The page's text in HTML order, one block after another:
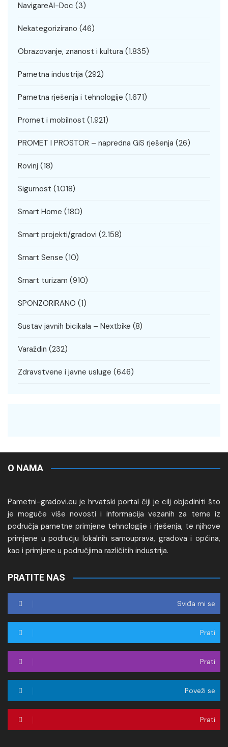
NavigareAI-Doc (3)
Nekategorizirano (46)
Obrazovanje, znanost i kultura (1.835)
Pametna industrija (292)
Pametna rješenja i tehnologije (1.671)
Promet i mobilnost (1.921)
PROMET I PROSTOR – napredna GiS rješenja (26)
Rovinj (18)
Sigurnost (1.018)
Smart Home (180)
Smart projekti/gradovi (2.158)
Smart Sense (10)
Smart turizam (910)
SPONZORIRANO (1)
Sustav javnih bicikala – Nextbike (8)
Varaždin (232)
Zdravstvene i javne usluge (646)
O NAMA
Pametni-gradovi.eu je hrvatski portal čiji je cilj objediniti što
je moguće više novosti i informacija vezanih za teme iz
područja pametne primjene tehnologije i rješenja, te njihove
primjene u području lokalnih samouprava, gradova i općina,
kao i primjene u područjima različitih industrija.
PRATITE NAS
Sviđa mi se
Prati
Prati
Poveži se
Prati